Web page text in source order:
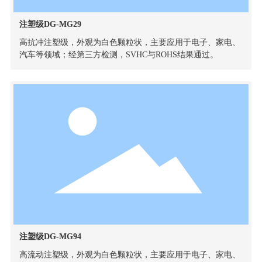
注塑级DG-MG29
高抗冲注塑级，外观为白色颗粒状，主要应用于电子、家电、
汽车等领域；经第三方检测，SVHC与ROHS结果通过。
注塑级DG-MG94
高流动注塑级，外观为白色颗粒状，主要应用于电子、家电、